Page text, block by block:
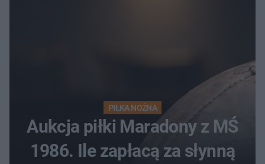
PIŁKA NOŻNA
Aukcja piłki Maradony z MŚ
1986. Ile zapłacą za słynną